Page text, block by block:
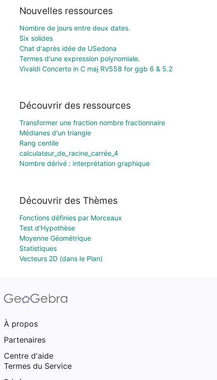
Nouvelles ressources
Nombre de jours entre deux dates.
Six solides
Chat d'après idée de USedona
Termes d'une expression polynomiale.
Vivaldi Concerto in C maj RV558 for ggb 6 & 5.2
Découvrir des ressources
Transformer une fraction nombre fractionnaire
Médianes d'un triangle
Rang centile
calculateur_de_racine_carrée_4
Nombre dérivé : interprétation graphique
Découvrir des Thèmes
Fonctions définies par Morceaux
Test d'Hypothèse
Moyenne Géométrique
Statistiques
Vecteurs 2D (dans le Plan)
À propos
Partenaires
Centre d'aide
Termes du Service